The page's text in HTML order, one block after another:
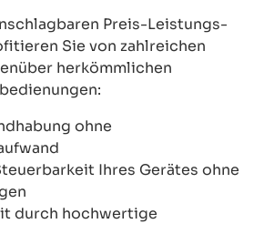
Preis-Leistungs-
Sie von zahlreichen
herkömmlichen
ohne
Ihres Gerätes ohne
durch hochwertige